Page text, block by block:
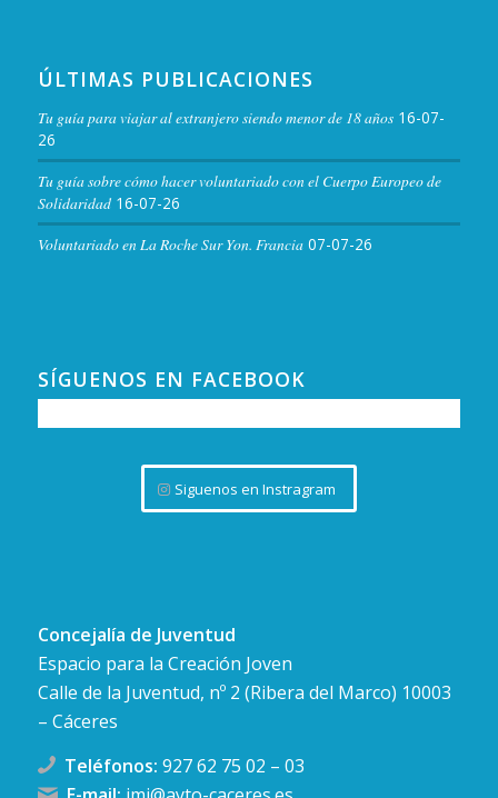
ÚLTIMAS PUBLICACIONES
Tu guía para viajar al extranjero siendo menor de 18 años 16-07-
26
Tu guía sobre cómo hacer voluntariado con el Cuerpo Europeo de
Solidaridad 16-07-26
Voluntariado en La Roche Sur Yon. Francia 07-07-26
SÍGUENOS EN FACEBOOK
Siguenos en Instragram
Concejalía de Juventud
Espacio para la Creación Joven
Calle de la Juventud, nº 2 (Ribera del Marco) 10003
– Cáceres
Teléfonos: 927 62 75 02 – 03